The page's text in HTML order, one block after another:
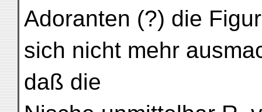
Adoranten (?) die
sich nicht mehr
daß die